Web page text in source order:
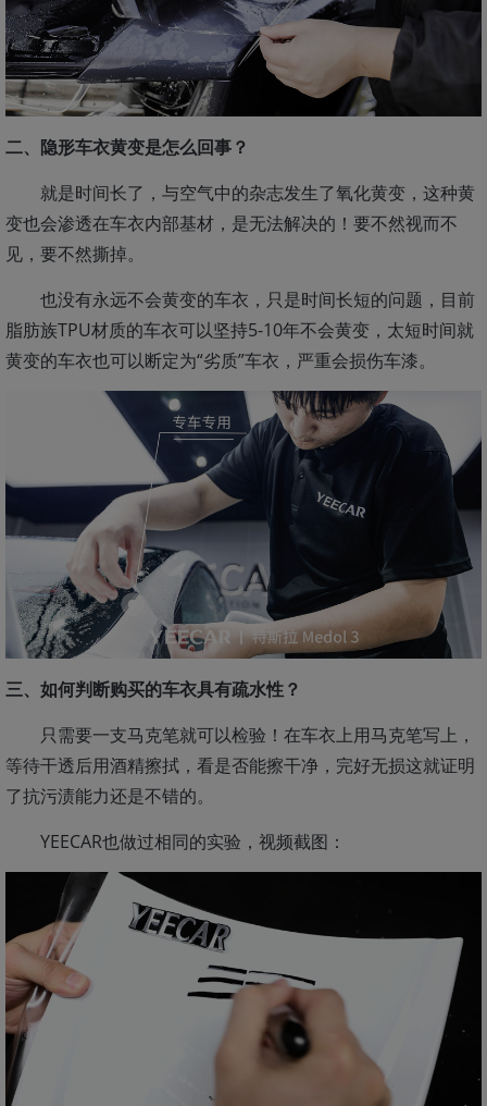
二、隐形车衣黄变是怎么回事？
就是时间长了，与空气中的杂志发生了氧化黄变，这种黄
变也会渗透在车衣内部基材，是无法解决的！要不然视而不
见，要不然撕掉。
也没有永远不会黄变的车衣，只是时间长短的问题，目前
脂肪族TPU材质的车衣可以坚持5-10年不会黄变，太短时间就
黄变的车衣也可以断定为“劣质”车衣，严重会损伤车漆。
三、如何判断购买的车衣具有疏水性？
只需要一支马克笔就可以检验！在车衣上用马克笔写上，
等待干透后用酒精擦拭，看是否能擦干净，完好无损这就证明
了抗污渍能力还是不错的。
YEECAR也做过相同的实验，视频截图：